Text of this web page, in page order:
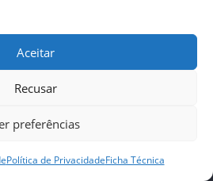
Aceitar
Recusar
preferências
Política de PrivacidadeFicha Técnica
online. Todos os direitos reservados